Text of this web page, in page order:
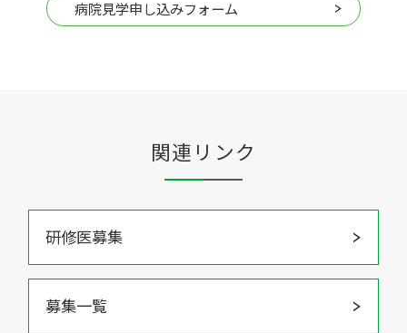
病院見学申し込みフォーム
関連リンク
研修医募集
募集一覧